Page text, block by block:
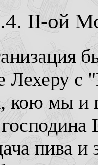
II-ой
Лехеру с
кою мы и
пива